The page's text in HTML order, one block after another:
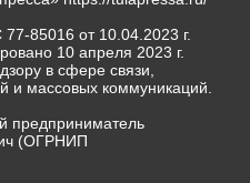
85016 от 10.04.2023 г.
10 апреля 2023 г.
в сфере связи,
и массовых коммуникаций.
предприниматель
(ОГРНИП